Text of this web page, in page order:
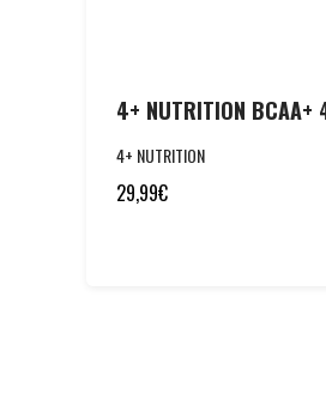
4+ NUTRITION BCAA+
4+ NUTRITION
29,99€